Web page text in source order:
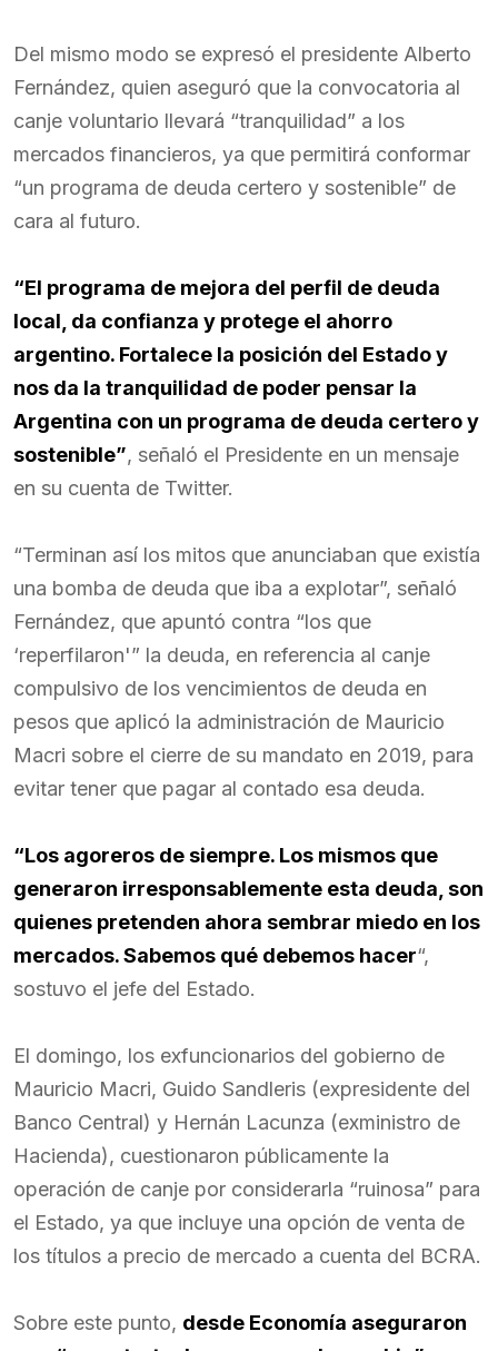
Del mismo modo se expresó el presidente Alberto
Fernández, quien aseguró que la convocatoria al
canje voluntario llevará “tranquilidad” a los
mercados financieros, ya que permitirá conformar
“un programa de deuda certero y sostenible” de
cara al futuro.
“El programa de mejora del perfil de deuda
local, da confianza y protege el ahorro
argentino. Fortalece la posición del Estado y
nos da la tranquilidad de poder pensar la
Argentina con un programa de deuda certero y
sostenible”, señaló el Presidente en un mensaje
en su cuenta de Twitter.
“Terminan así los mitos que anunciaban que existía
una bomba de deuda que iba a explotar”, señaló
Fernández, que apuntó contra “los que
‘reperfilaron'” la deuda, en referencia al canje
compulsivo de los vencimientos de deuda en
pesos que aplicó la administración de Mauricio
Macri sobre el cierre de su mandato en 2019, para
evitar tener que pagar al contado esa deuda.
“Los agoreros de siempre. Los mismos que
generaron irresponsablemente esta deuda, son
quienes pretenden ahora sembrar miedo en los
mercados. Sabemos qué debemos hacer“,
sostuvo el jefe del Estado.
El domingo, los exfuncionarios del gobierno de
Mauricio Macri, Guido Sandleris (expresidente del
Banco Central) y Hernán Lacunza (exministro de
Hacienda), cuestionaron públicamente la
operación de canje por considerarla “ruinosa” para
el Estado, ya que incluye una opción de venta de
los títulos a precio de mercado a cuenta del BCRA.
Sobre este punto, desde Economía aseguraron